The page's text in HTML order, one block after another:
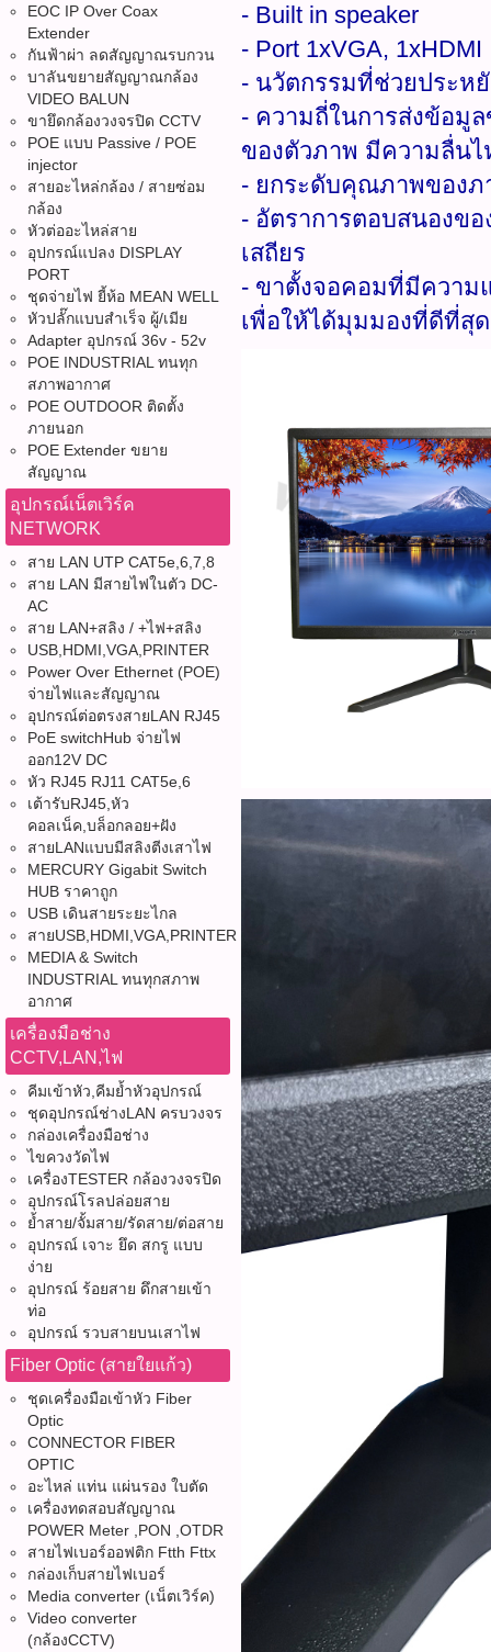
EOC IP Over Coax
Extender
กันฟ้าผ่า ลดสัญญาณรบกวน
บาลันขยายสัญญาณกล้อง
VIDEO BALUN
ขายึดกล้องวงจรปิด CCTV
POE แบบ Passive / POE
injector
สายอะไหล่กล้อง / สายซ่อม
กล้อง
หัวต่ออะไหล่สาย
อุปกรณ์แปลง DISPLAY
PORT
ชุดจ่ายไฟ ยี้ห้อ MEAN WELL
หัวปลั๊กแบบสำเร็จ ผู้/เมีย
Adapter อุปกรณ์ 36v - 52v
POE INDUSTRIAL ทนทุก
สภาพอากาศ
POE OUTDOOR ติดตั้ง
ภายนอก
POE Extender ขยาย
สัญญาณ
อุปกรณ์เน็ตเวิร์ค
NETWORK
สาย LAN UTP CAT5e,6,7,8
สาย LAN มีสายไฟในตัว DC-
AC
สาย LAN+สลิง / +ไฟ+สลิง
USB,HDMI,VGA,PRINTER
Power Over Ethernet (POE)
จ่ายไฟและสัญญาณ
อุปกรณ์ต่อตรงสายLAN RJ45
PoE switchHub จ่ายไฟ
ออก12V DC
หัว RJ45 RJ11 CAT5e,6
เต้ารับRJ45,หัว
คอลเน็ค,บล็อกลอย+ฝัง
สายLANแบบมีสลิงตีงเสาไฟ
MERCURY Gigabit Switch
HUB ราคาถูก
USB เดินสายระยะไกล
สายUSB,HDMI,VGA,PRINTER
MEDIA & Switch
INDUSTRIAL ทนทุกสภาพ
อากาศ
เครื่องมือช่าง
CCTV,LAN,ไฟ
คีมเข้าหัว,คีมย้ำหัวอุปกรณ์
ชุดอุปกรณ์ช่างLAN ครบวงจร
กล่องเครื่องมือช่าง
ไขควงวัดไฟ
เครื่องTESTER กล้องวงจรปิด
อุปกรณ์โรลปล่อยสาย
ย้ำสาย/จั้มสาย/รัดสาย/ต่อสาย
อุปกรณ์ เจาะ ยึด สกรู แบบ
ง่าย
อุปกรณ์ ร้อยสาย ดึกสายเข้า
ท่อ
อุปกรณ์ รวบสายบนเสาไฟ
Fiber Optic (สายใยแก้ว)
ชุดเครื่องมือเข้าหัว Fiber
Optic
CONNECTOR FIBER
OPTIC
อะไหล่ แท่น แผ่นรอง ใบตัด
เครื่องทดสอบสัญญาณ
POWER Meter ,PON ,OTDR
สายไฟเบอร์ออฟติก Ftth Fttx
กล่องเก็บสายไฟเบอร์
Media converter (เน็ตเวิร์ค)
Video converter
(กล้องCCTV)
- Built in speaker
- Port 1xVGA, 1xHDMI
- นวัตกรรมที่ช่วยประห
- ความถี่ในการส่งข้อมู
ของตัวภาพ มีความลื่น
- ยกระดับคุณภาพของภ
- อัตราการตอบสนองข
เสถียร
- ขาตั้งจอคอมที่มีความ
เพื่อให้ได้มุมมองที่ดีที่สุ